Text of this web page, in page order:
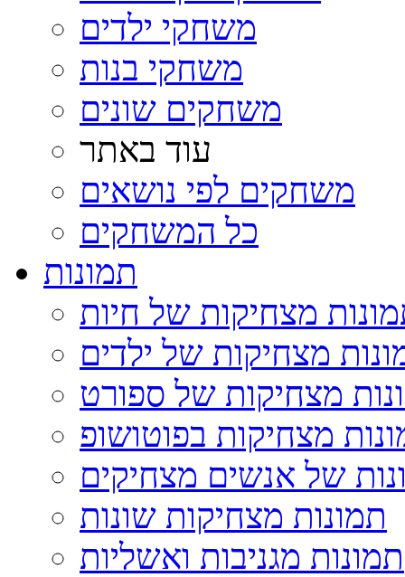
משחקי ילדים
משחקי בנות
משחקים שונים
עוד באתר
משחקים לפי נושאים
כל המשחקים
תמונות
מצחיקות של חיות
מצחיקות של ילדים
מצחיקות של ספורט
מצחיקות בפוטושופ
של אנשים מצחיקים
תמונות מצחיקות שונות
תמונות מגניבות ואשליות